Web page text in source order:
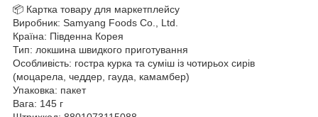
📦 Картка товару для маркетплейсу
Виробник: Samyang Foods Co., Ltd.
Країна: Південна Корея
Тип: локшина швидкого приготування
Особливість: гостра курка та суміш із чотирьох сирів
(моцарела, чеддер, гауда, камамбер)
Упаковка: пакет
Вага: 145 г